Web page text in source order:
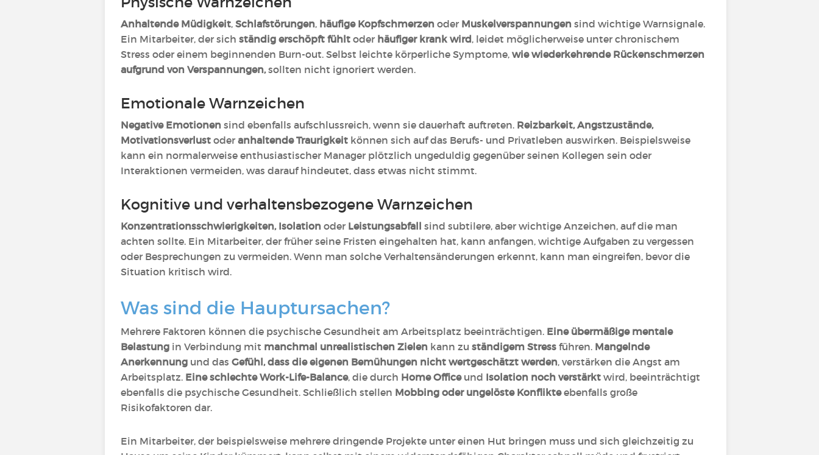
Anhaltende Müdigkeit, Schlafstörungen, häufige Kopfschmerzen oder Muskelverspannungen sind wichtige Warnsignale.
Ein Mitarbeiter, der sich ständig erschöpft fühlt oder häufiger krank wird, leidet möglicherweise unter chronischem
Stress oder einem beginnenden Burn-out. Selbst leichte körperliche Symptome, wie wiederkehrende Rückenschmerzen
aufgrund von Verspannungen,sollten nicht ignoriert werden.
Emotionale Warnzeichen
Negative Emotionen sind ebenfalls aufschlussreich, wenn sie dauerhaft auftreten. Reizbarkeit, Angstzustände,
Motivationsverlust oder anhaltende Traurigkeit können sich auf das Berufs- und Privatleben auswirken. Beispielsweise
kann ein normalerweise enthusiastischer Manager plötzlich ungeduldig gegenüber seinen Kollegen sein oder
Interaktionen vermeiden, was darauf hindeutet, dass etwas nicht stimmt.
Kognitive und verhaltensbezogene Warnzeichen
Konzentrationsschwierigkeiten, Isolation oder Leistungsabfall sind subtilere, aber wichtige Anzeichen, auf die man
achten sollte. Ein Mitarbeiter, der früher seine Fristen eingehalten hat, kann anfangen, wichtige Aufgaben zu vergessen
oder Besprechungen zu vermeiden. Wenn man solche Verhaltensänderungen erkennt, kann man eingreifen, bevor die
Situation kritisch wird.
Was sind die Hauptursachen?
Mehrere Faktoren können die psychische Gesundheit am Arbeitsplatz beeinträchtigen. Eine übermäßige mentale
Belastung in Verbindung mit manchmal unrealistischen Zielen kann zu ständigem Stress führen. Mangelnde
Anerkennung und das Gefühl, dass die eigenen Bemühungen nicht wertgeschätzt werden, verstärken die Angst am
Arbeitsplatz. Eine schlechte Work-Life-Balance, die durch Home Officeund Isolation noch verstärkt wird, beeinträchtigt
ebenfalls die psychische Gesundheit. Schließlich stellen Mobbing oder ungelöste Konflikteebenfalls große
Risikofaktoren dar.
Ein Mitarbeiter, der beispielsweise mehrere dringende Projekte unter einen Hut bringen muss und sich gleichzeitig zu